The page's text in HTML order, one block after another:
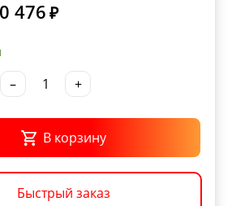
476 ₽
– +
В корзину
Быстрый заказ